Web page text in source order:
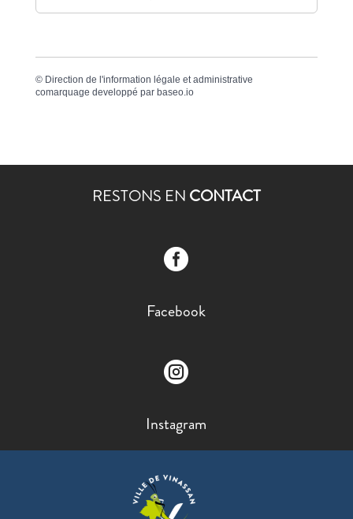
© Direction de l'information légale et administrative
comarquage developpé par baseo.io
RESTONS EN CONTACT

Facebook

Instagram